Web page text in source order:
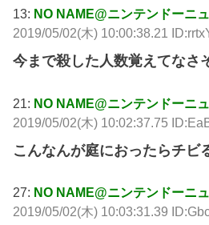
13: NO NAME@ニンテンドーニ
2019/05/02(木) 10:00:38.21
今まで殺した人数覚えてなさ
21: NO NAME@ニンテンドーニ
2019/05/02(木) 10:02:37.75
こんなんが庭におったらチビ
27: NO NAME@ニンテンドーニ
2019/05/02(木) 10:03:31.39